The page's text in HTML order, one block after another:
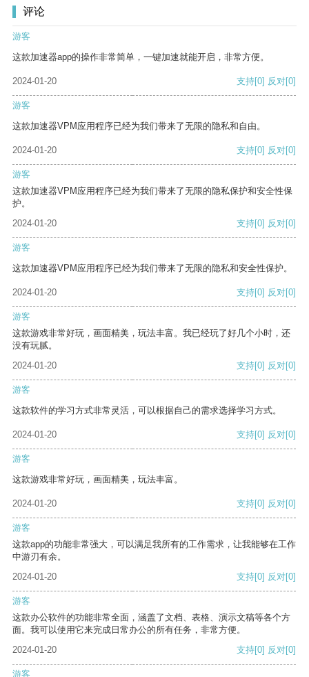
评论
游客
这款加速器app的操作非常简单，一键加速就能开启，非常方便。
2024-01-20 支持[0] 反对[0]
游客
这款加速器VPM应用程序已经为我们带来了无限的隐私和自由。
2024-01-20 支持[0] 反对[0]
游客
这款加速器VPM应用程序已经为我们带来了无限的隐私保护和安全性保
护。
2024-01-20
支持[0] 反对[0]
游客
这款加速器VPM应用程序已经为我们带来了无限的隐私和安全性保护。
2024-01-20 支持[0] 反对[0]
游客
这款游戏非常好玩，画面精美，玩法丰富。我已经玩了好几个小时，还
没有玩腻。
2024-01-20
支持[0] 反对[0]
游客
这款软件的学习方式非常灵活，可以根据自己的需求选择学习方式。
2024-01-20 支持[0] 反对[0]
游客
这款游戏非常好玩，画面精美，玩法丰富。
2024-01-20 支持[0] 反对[0]
游客
这款app的功能非常强大，可以满足我所有的工作需求，让我能够在工作
中游刃有余。
2024-01-20
支持[0] 反对[0]
游客
这款办公软件的功能非常全面，涵盖了文档、表格、演示文稿等各个方
面。我可以使用它来完成日常办公的所有任务，非常方便。
2024-01-20
支持[0] 反对[0]
游客